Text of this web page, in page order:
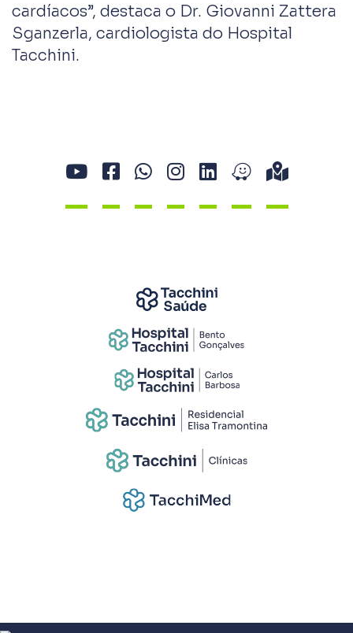
cardíacos”, destaca o Dr. Giovanni Zattera
Sganzerla, cardiologista do Hospital
Tacchini.